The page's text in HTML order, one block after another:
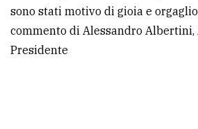
sono stati motivo di gioia e
commento di Alessandro Albertini,
Presidente